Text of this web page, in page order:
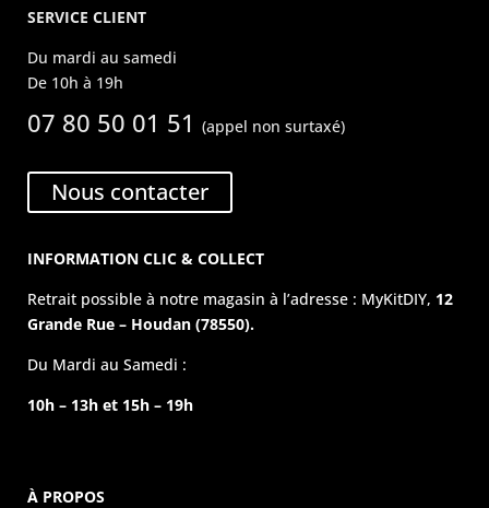
SERVICE CLIENT
Du mardi au samedi
De 10h à 19h
07 80 50 01 51(appel non surtaxé)
Nous contacter
INFORMATION CLIC & COLLECT
Retrait possible à notre magasin à l’adresse : MyKitDIY, 12
Grande Rue – Houdan (78550).
Du Mardi au Samedi :
10h – 13h et 15h – 19h
À PROPOS